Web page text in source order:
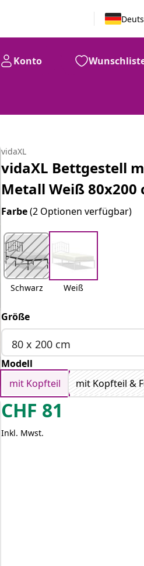
Konto
vidaXL
vidaXL Bettgestell
Metall Weiß 80x200
Farbe(2 Optionen verfügbar)
Schwarz Weiß
Größe
80 x 200 cm
Modell
mit Kopfteil
mit Kopfteil &
CHF 81
Inkl. Mwst.